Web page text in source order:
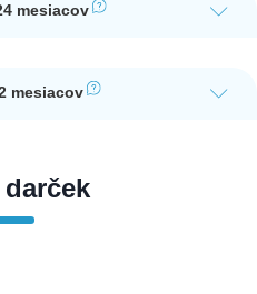
mesiacov
účtu.
mesiacov
musíte sa pred nákupom
overeniu.